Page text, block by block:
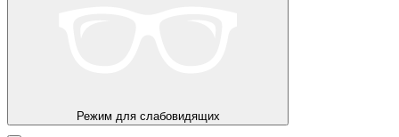
Режим для слабовидящих